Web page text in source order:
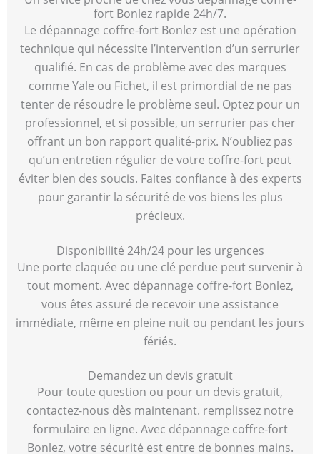
fort Bonlez rapide 24h/7.
Le dépannage coffre-fort Bonlez est une opération
technique qui nécessite l’intervention d’un serrurier
qualifié. En cas de problème avec des marques
comme Yale ou Fichet, il est primordial de ne pas
tenter de résoudre le problème seul. Optez pour un
professionnel, et si possible, un serrurier pas cher
offrant un bon rapport qualité-prix. N’oubliez pas
qu’un entretien régulier de votre coffre-fort peut
éviter bien des soucis. Faites confiance à des experts
pour garantir la sécurité de vos biens les plus
précieux.
Disponibilité 24h/24 pour les urgences
Une porte claquée ou une clé perdue peut survenir à
tout moment. Avec dépannage coffre-fort Bonlez,
vous êtes assuré de recevoir une assistance
immédiate, même en pleine nuit ou pendant les jours
fériés.
Demandez un devis gratuit
Pour toute question ou pour un devis gratuit,
contactez-nous dès maintenant. remplissez notre
formulaire en ligne. Avec dépannage coffre-fort
Bonlez, votre sécurité est entre de bonnes mains.